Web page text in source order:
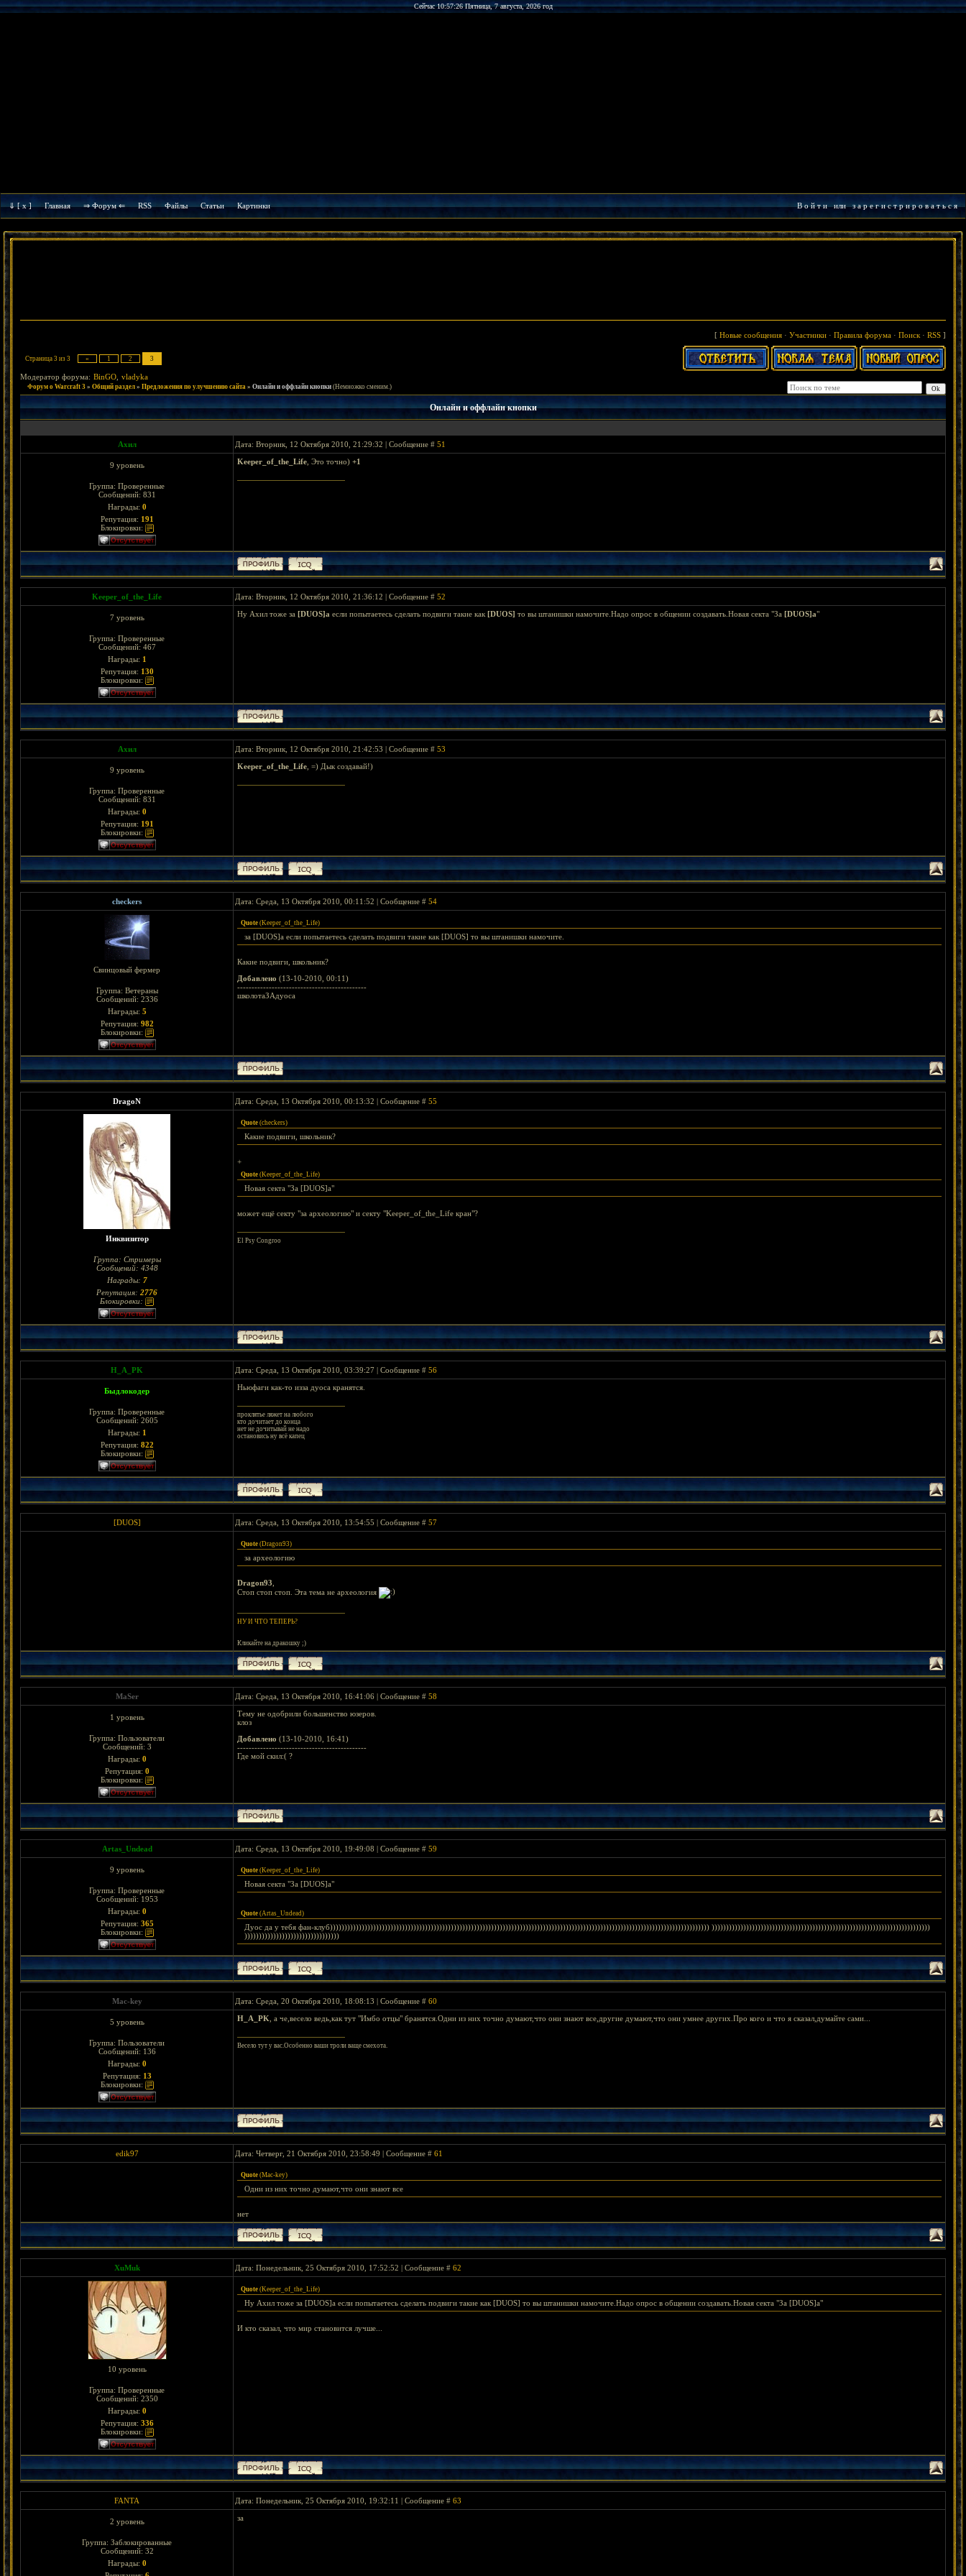
Сейчас 10:57:26 Пятница, 7 августа, 2026 год
⇓ [ x ] Главная ⇒ Форум ⇐ RSS Файлы Cтатьи Картинки В о й т иилиз а р е г и с т р и р о в а т ь с я
[ Новые сообщения · Участники · Правила форума · Поиск · RSS ]
Страница 3 из 3 « 1 2 3
Модератор форума: BinGO vladyka
Форум о Warcraft 3 » Общий раздел » Предложения по улучшению сайта » Онлайн и оффлайн кнопки (Немножко сменим.)
Онлайн и оффлайн кнопки
Ахил Дата: Вторник, 12 Октября 2010, 21:29:32 | Сообщение # 51
9 уровень
Группа: Проверенные
Сообщений: 831
Награды: 0
Репутация: 191
Блокировки:
Keeper_of_the_Life , Это точно) +1
Keeper_of_the_Life Дата: Вторник, 12 Октября 2010, 21:36:12 | Сообщение # 52
7 уровень
Группа: Проверенные
Сообщений: 467
Награды: 1
Репутация: 130
Блокировки:
Ну Ахил тоже за [DUОS]а если попытаетесь сделать подвиги такие как [DUОS] то вы штанишки намочите.Надо опрос в общении создавать.Новая секта "За [DUОS]а"
Ахил Дата: Вторник, 12 Октября 2010, 21:42:53 | Сообщение # 53
9 уровень
Группа: Проверенные
Сообщений: 831
Награды: 0
Репутация: 191
Блокировки:
Keeper_of_the_Life , =) Дык создавай!)
checkers Дата: Среда, 13 Октября 2010, 00:11:52 | Сообщение # 54
Свинцовый фермер
Группа: Ветераны
Сообщений: 2336
Награды: 5
Репутация: 982
Блокировки:
Quote (Keeper_of_the_Life)
за [DUОS]а если попытаетесь сделать подвиги такие как [DUОS] то вы штанишки намочите.
Какие подвиги, школьник?
Добавлено (13-10-2010, 00:11)
---------------------------------------------
школотаЗАдуоса
DragoN Дата: Среда, 13 Октября 2010, 00:13:32 | Сообщение # 55
Инквизитор
Группа: Стримеры
Сообщений: 4348
Награды: 7
Репутация: 2776
Блокировки:
Quote (checkers)
Какие подвиги, школьник?
+
Quote (Keeper_of_the_Life)
Новая секта "За [DUОS]а"
может ещё секту "за археологию" и секту "Keeper_of_the_Life кран"?
El Psy Congroo
H_A_PK Дата: Среда, 13 Октября 2010, 03:39:27 | Сообщение # 56
Быдлокодер
Группа: Проверенные
Сообщений: 2605
Награды: 1
Репутация: 822
Блокировки:
Ньюфаги как-то изза дуоса кранятся.
проклятье ляжет на любого
кто дочитает до конца
нет не дочитывай не надо
остановись ну всё капец
[DUОS] Дата: Среда, 13 Октября 2010, 13:54:55 | Сообщение # 57
Quote (Dragon93)
за археологию
Dragon93
Стоп стоп стоп. Эта тема не археология
НУ И ЧТО ТЕПЕРЬ?
Кликайте на дракошку ;)
MaSеr Дата: Среда, 13 Октября 2010, 16:41:06 | Сообщение # 58
1 уровень
Группа: Пользователи
Сообщений: 3
Награды: 0
Репутация: 0
Блокировки:
Тему не одобрили большенство юзеров.
клоз
Добавлено (13-10-2010, 16:41)
---------------------------------------------
Где мой скил:( ?
Artas_Undead Дата: Среда, 13 Октября 2010, 19:49:08 | Сообщение # 59
9 уровень
Группа: Проверенные
Сообщений: 1953
Награды: 0
Репутация: 365
Блокировки:
Quote (Keeper_of_the_Life)
Новая секта "За [DUОS]а"
Quote (Artas_Undead)
Дуос да у тебя фан-клуб)))))))))))))))))))))))))))))))))))))))))))))))))))))))))))))))))))))))))))))))))))))))))))))))))))))))))))))))))))))))))))))))))))) ))))))))))))))))))))))))))))))))))))))))))))))))))))))))))))))))))))))))))))
)))))))))))))))))))))))))))))))))
Mac-key Дата: Среда, 20 Октября 2010, 18:08:13 | Сообщение # 60
5 уровень
Группа: Пользователи
Сообщений: 136
Награды: 0
Репутация: 13
Блокировки:
H_A_PK , а че,весело ведь,как тут "Имбо отцы" бранятся.Одни из них точно думают,что они знают все,другие думают,что они умнее других.Про кого и что я сказал,думайте сами...
Весело тут у вас.Особенно ваши троли ваще смехота.
edik97 Дата: Четверг, 21 Октября 2010, 23:58:49 | Сообщение # 61
Quote (Mac-key)
Одни из них точно думают,что они знают все
нет
XuMuk Дата: Понедельник, 25 Октября 2010, 17:52:52 | Сообщение # 62
10 уровень
Группа: Проверенные
Сообщений: 2350
Награды: 0
Репутация: 336
Блокировки:
Quote (Keeper_of_the_Life)
Ну Ахил тоже за [DUОS]а если попытаетесь сделать подвиги такие как [DUОS] то вы штанишки намочите.Надо опрос в общении создавать.Новая секта "За [DUОS]а"
И кто сказал, что мир становится лучше...
FANTA Дата: Понедельник, 25 Октября 2010, 19:32:11 | Сообщение # 63
2 уровень
Группа: Заблокированные
Сообщений: 32
Награды: 0
за